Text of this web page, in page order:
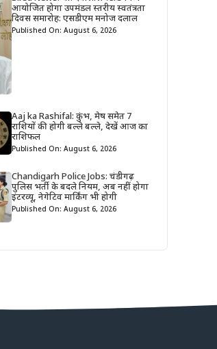
आयोजित होगा उपमंडल स्तरीय स्वतंत्रता
दिवस समारोह: एसडीएम मनोज दलाल
Published On: August 6, 2026
Aaj ka Rashifal: कुंभ, मेष समेत 7
राशियों की होगी बल्ले बल्ले, देखें आज का
राशिफल
Published On: August 6, 2026
Chandigarh Police Jobs: चंडीगढ़
पुलिस भर्ती के बदले नियम, अब नहीं होगा
इंटरव्यू, नेगेटिव मार्किंग भी होगी
Published On: August 6, 2026